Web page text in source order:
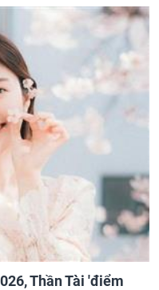
Thần Tài 'điểm